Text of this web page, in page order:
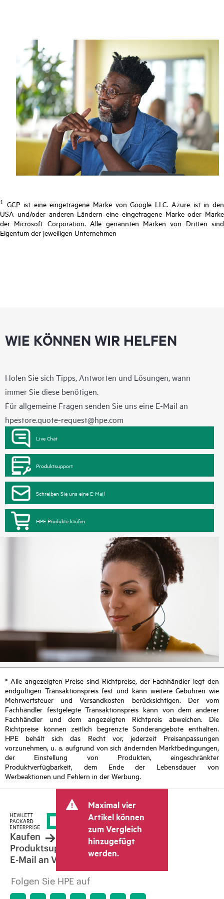
1 GCP ist eine eingetragene Marke von Google LLC. Azure ist in den
USA und/oder anderen Ländern eine eingetragene Marke oder Marke
der Microsoft Corporation. Alle genannten Marken von Dritten sind
Eigentum der jeweiligen Unternehmen
WIE KÖNNEN WIR HELFEN
Holen Sie sich Tipps, Antworten und Lösungen, wann
immer Sie diese benötigen.
Für allgemeine Fragen senden Sie uns eine E-Mail an
hpestore.quote-request@hpe.com
Live Chat
Produktsupport
Schreiben Sie uns eine E-Mail
HPE Produkte kaufen
* Alle angezeigten Preise sind Richtpreise, der Fachhändler legt den
endgültigen Transaktionspreis fest und kann weitere Gebühren wie
Mehrwertsteuer und Versandkosten berücksichtigen. Der vom
Fachhändler festgelegte Transaktionspreis kann von dem anderer
Fachhändler und dem angezeigten Richtpreis abweichen. Die
Richtpreise können zeitlich begrenzte Sonderangebote enthalten.
HPE behält sich das Recht vor, jederzeit Preisanpassungen
vorzunehmen, u. a. aufgrund von sich ändernden Marktbedingungen,
der Einstellung von Produkten, eingeschränkter
Produktverfügbarkeit, dem Ende der Lebensdauer von
Werbeaktionen und Fehlern in der Werbung.
Maximal vier
Artikel können
zum Vergleich
hinzugefügt
werden.
Kaufen
Produktsupport
E-Mail an Vertrieb
Folgen Sie HPE auf